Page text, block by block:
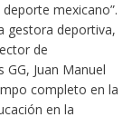
mexicano”.
gestora deportiva,
de
Juan Manuel
completo en la
en la